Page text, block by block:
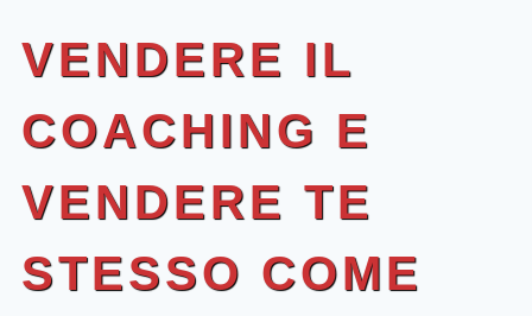
VENDERE IL
COACHING E
VENDERE TE
STESSO COME